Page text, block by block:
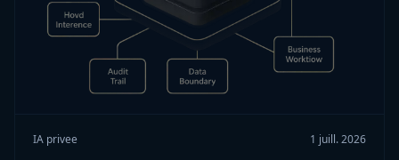
IA privee 1 juill. 2026